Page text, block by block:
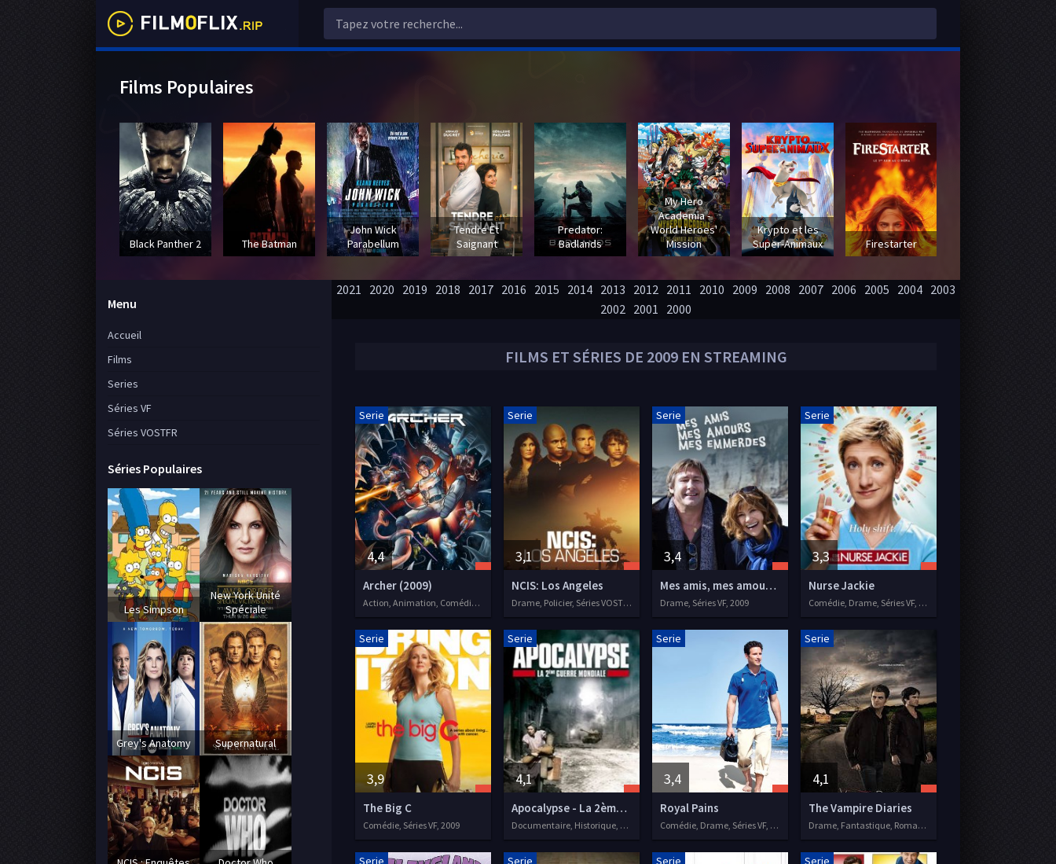
FILMS ET SÉRIES DE 2009EN STREAMING
4,4
Serie
Archer (2009)
Action, Animation, Comédie, Séries VOSTFR, 2009
3,1
Serie
NCIS: Los Angeles
Drame, Policier, Séries VOSTFR, 2009
3,4
Serie
Mes amis, mes amours, mes emmerdes
Drame, Séries VF, 2009
3,3
Serie
Nurse Jackie
Comédie, Drame, Séries VF, 2009
3,9
Serie
The Big C
Comédie, Séries VF, 2009
4,1
Serie
Apocalypse - La 2ème Guerre Mondiale
Documentaire, Historique, Séries VF, 2009
3,4
Serie
Royal Pains
Comédie, Drame, Séries VF, 2009
4,1
Serie
The Vampire Diaries
Drame, Fantastique, Romance, Séries VF, 2009
Serie Serie Serie Serie
2021 2020 2019 2018 2017 2016 2015 2014 2013 2012 2011 2010 2009 2008 2007 2006 2005 2004 2003
2002 2001 2000
Menu
Accueil
Films
Series
Séries VF
Séries VOSTFR
Séries Populaires
Les Simpson
New York Unité
Spéciale
Grey's Anatomy Supernatural
Films Populaires
Black Panther 2 The Batman
John Wick
Parabellum
Tendre Et
Saignant
Predator:
Badlands
My Hero
Academia -
World Heroes'
Mission
Krypto et les
Super-Animaux
Firestarter